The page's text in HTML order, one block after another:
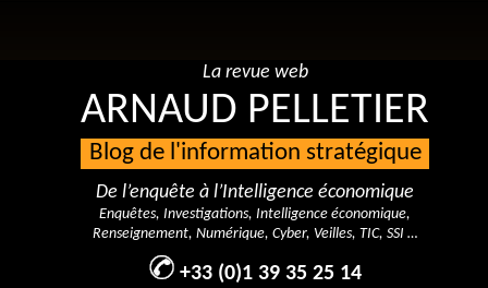
La revue web
ARNAUD PELLETIER
Blog de l'information stratégique
De l’enquête à l’Intelligence économique
Enquêtes, Investigations, Intelligence économique,
Renseignement, Numérique, Cyber, Veilles, TIC, SSI …
+33 (0)1 39 35 25 14